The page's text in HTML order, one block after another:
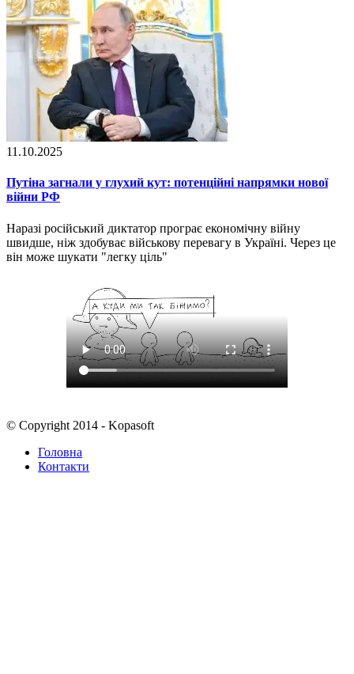
11.10.2025
Путіна загнали у глухий кут: потенційні напрямки нової
війни РФ
Наразі російський диктатор програє економічну війну
швидше, ніж здобуває військову перевагу в Україні. Через це
він може шукати "легку ціль"
© Copyright 2014 - Kopasoft
Головна
Контакти